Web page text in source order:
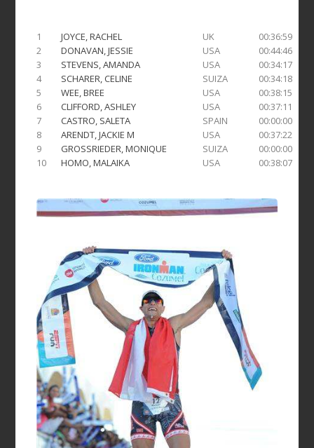
1 JOYCE, RACHEL UK
00:36:59
2
DONAVAN, JESSIE USA
00:44:46
3
STEVENS, AMANDA USA
00:34:17
4
SCHARER, CELINE SUIZA
00:34:18
5
WEE, BREE USA
00:38:15
6
CLIFFORD, ASHLEY USA
00:37:11
7
CASTRO, SALETA SPAIN
00:00:00
8
ARENDT, JACKIE M USA
00:37:22
9
GROSSRIEDER, MONIQUE SUIZA
00:00:00
10
HOMO, MALAIKA USA 00:38:07